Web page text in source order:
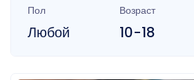
Пол
Любой
Возраст
10-18